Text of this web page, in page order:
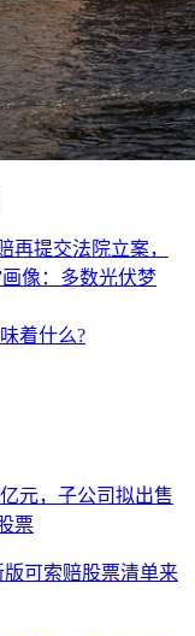
再提交法院立案，
像：多数光伏梦
着什么?
元，子公司拟出售
票
可索赔股票清单来